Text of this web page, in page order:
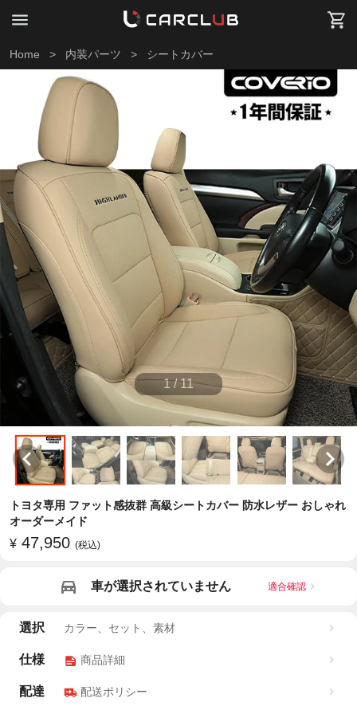
Home > 内装パーツ > シートカバー
1 / 11
トヨタ専用 ファット感抜群 高級シートカバー 防水レザー おしゃれ
オーダーメイド
¥ 47,950 (税込)
車が選択されていません 適合確認
選択 カラー、セット、素材
仕様 商品詳細
配達 配送ポリシー